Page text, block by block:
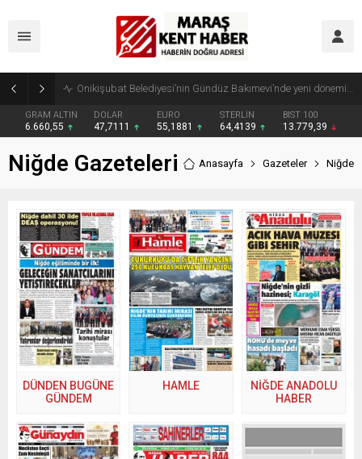
Geleneksel Ağustos Fuarı’nda Madrigal Coşkusu
GRAM ALTIN
6.660,55
DOLAR
47,7111
EURO
55,1881
STERLİN
64,4139
BIST 100
13.779,39
Niğde Gazeteleri Anasayfa Gazeteler Niğde
DÜNDEN BUGÜNE
GÜNDEM
HAMLE
NİĞDE ANADOLU
HABER